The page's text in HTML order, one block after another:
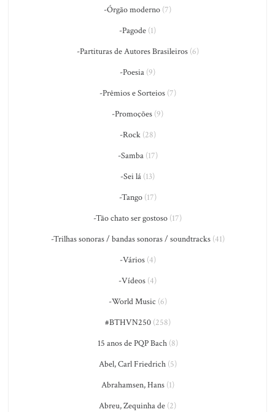
-Órgão moderno (7)
-Pagode (1)
-Partituras de Autores Brasileiros(6)
-Poesia (9)
-Prêmios e Sorteios(7)
-Promoções (9)
-Rock(28)
-Samba(17)
-Sei lá (13)
-Tango(17)
-Tão chato ser gostoso (17)
-Trilhas sonoras / bandas sonoras / soundtracks(41)
-Vários(4)
-Vídeos (4)
-World Music (6)
#BTHVN250(258)
15 anos de PQP Bach(8)
Abel, Carl Friedrich(5)
Abrahamsen, Hans(1)
Abreu, Zequinha de (2)